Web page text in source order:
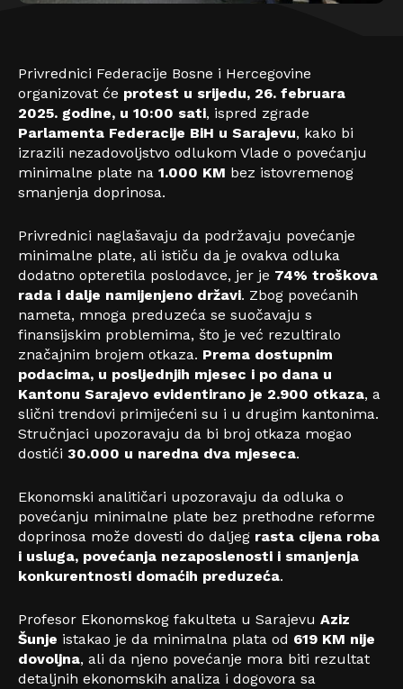
Privrednici Federacije Bosne i Hercegovine
organizovat će protest u srijedu, 26. februara
2025. godine, u 10:00 sati, ispred zgrade
Parlamenta Federacije BiH u Sarajevu, kako bi
izrazili nezadovoljstvo odlukom Vlade o povećanju
minimalne plate na 1.000 KM bez istovremenog
smanjenja doprinosa.
Privrednici naglašavaju da podržavaju povećanje
minimalne plate, ali ističu da je ovakva odluka
dodatno opteretila poslodavce, jer je 74% troškova
rada i dalje namijenjeno državi. Zbog povećanih
nameta, mnoga preduzeća se suočavaju s
finansijskim problemima, što je već rezultiralo
značajnim brojem otkaza. Prema dostupnim
podacima, u posljednjih mjesec i po dana u
Kantonu Sarajevo evidentirano je 2.900 otkaza, a
slični trendovi primijećeni su i u drugim kantonima.
Stručnjaci upozoravaju da bi broj otkaza mogao
dostići 30.000 u naredna dva mjeseca.
Ekonomski analitičari upozoravaju da odluka o
povećanju minimalne plate bez prethodne reforme
doprinosa može dovesti do daljeg rasta cijena roba
i usluga, povećanja nezaposlenosti i smanjenja
konkurentnosti domaćih preduzeća.
Profesor Ekonomskog fakulteta u Sarajevu Aziz
Šunje istakao je da minimalna plata od 619 KM nije
dovoljna, ali da njeno povećanje mora biti rezultat
detaljnih ekonomskih analiza i dogovora sa